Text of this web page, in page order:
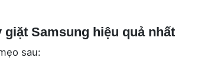
Samsung hiệu quả nhất
sau: